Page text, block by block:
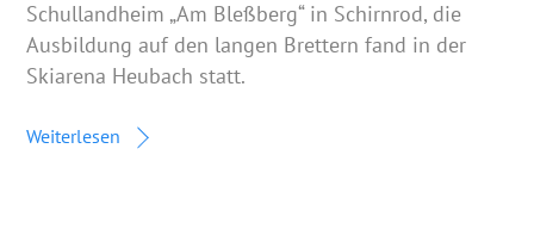
Schullandheim „Am Bleßberg“ in Schirnrod, die
Ausbildung auf den langen Brettern fand in der
Skiarena Heubach statt.
Weiterlesen